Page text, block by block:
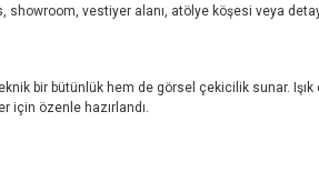
showroom, vestiyer alanı, atölye köşesi veya
bir bütünlük hem de görsel çekicilik sunar.
için özenle hazırlandı.